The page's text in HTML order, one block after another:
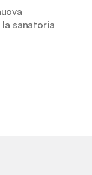
sanatoria